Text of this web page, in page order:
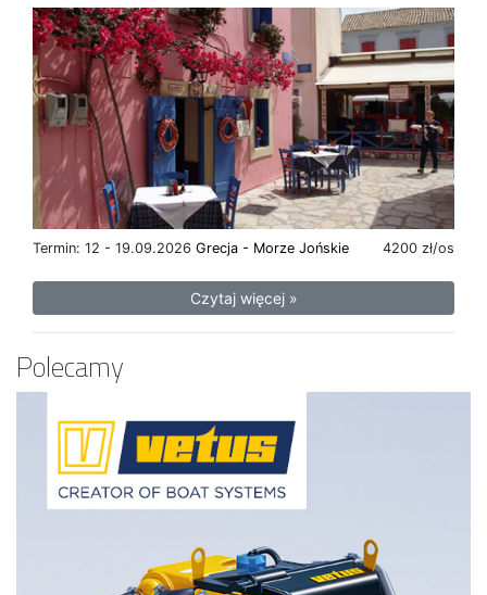
Termin: 12 - 19.09.2026 4200 zł/os
Grecja - Morze Jońskie
Czytaj więcej »
Polecamy